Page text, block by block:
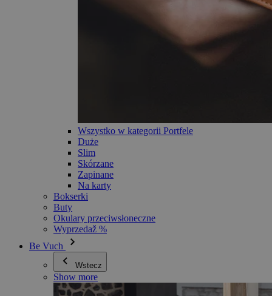
Wszystko w kategorii Portfele
Duże
Slim
Skórzane
Zapinane
Na karty
Bokserki
Buty
Okulary przeciwsłoneczne
Wyprzedaž %
Be Vuch
Wstecz
Show more